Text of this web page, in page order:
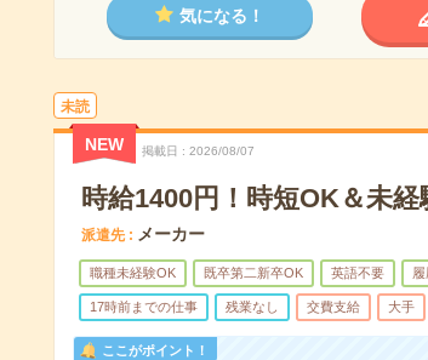
気になる！
未読
NEW 掲載日 2026/08/07
時給1400円！時短OK＆未
派遣先 メーカー
職種未経験OK 既卒第二新卒OK 英語不要
17時前までの仕事 残業なし 交費支給 大手
ここがポイント！